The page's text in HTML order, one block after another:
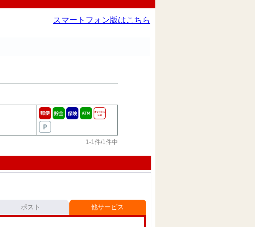
スマートフォン版はこちら
1-1件/1件中
ポスト 他サービス